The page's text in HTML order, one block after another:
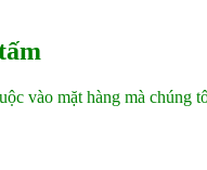
vào mặt hàng mà chúng